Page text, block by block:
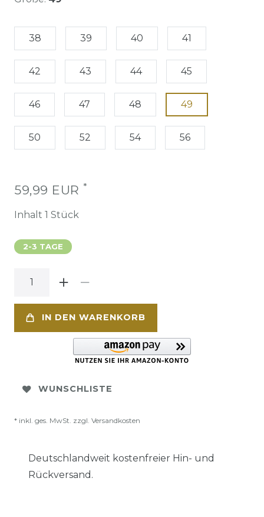
38 39 40 41
42 43 44 45
46 47 48 49
50 52 54 56
59,99 EUR *
Inhalt 1 Stück
2-3 TAGE
IN DEN WARENKORB
WUNSCHLISTE
* inkl. ges. MwSt. zzgl. Versandkosten
Deutschlandweit kostenfreier Hin- und
Rückversand.